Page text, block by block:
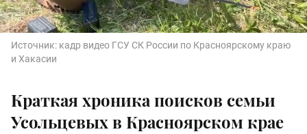
Источник: кадр видео ГСУ СК России по Красноярскому краю
и Хакасии
Краткая хроника поисков семьи
Усольцевых в Красноярском крае